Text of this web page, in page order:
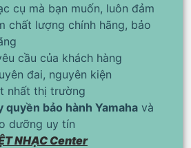
cụ mà bạn muốn, luôn đảm
chất lượng chính hãng, bảo
cầu của khách hàng
đai, nguyên kiện
nhất thị trường
quyền bảo hành Yamaha và
dưỡng uy tín
NHẠC Center